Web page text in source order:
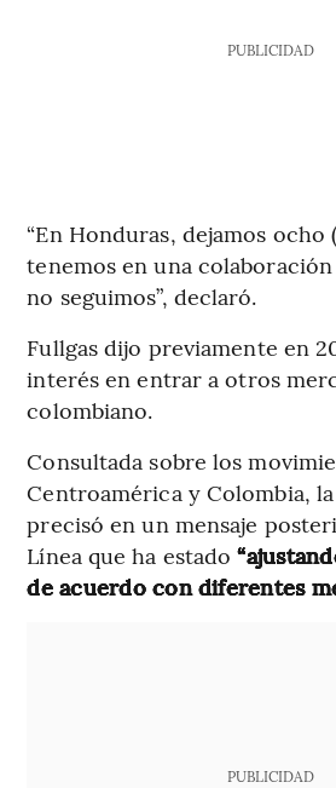
PUBLICIDAD
“En Honduras, dejamos ocho
tenemos en una
no seguimos”, declaró.
Fullgas dijo previamente en
interés en entrar a otros
colombiano.
Consultada sobre los
Centroamérica y Colombia,
precisó en un mensaje
Línea que ha estado
de acuerdo con diferentes
PUBLICIDAD